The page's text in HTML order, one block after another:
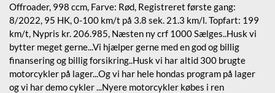
Offroader, 998 ccm, Farve: Rød, Registreret første gang:
8/2022, 95 HK, 0-100 km/t på 3.8 sek. 21.3 km/l. Topfart: 199
km/t, Nypris kr. 206.985, Næsten ny crf 1000 Sælges..Husk vi
bytter meget gerne...Vi hjælper gerne med en god og billig
finansering og billig forsikring..Husk vi har altid 300 brugte
motorcykler på lager...Og vi har hele hondas program på lager
og vi har demo cykler ...Nyere motorcykler købes i ren